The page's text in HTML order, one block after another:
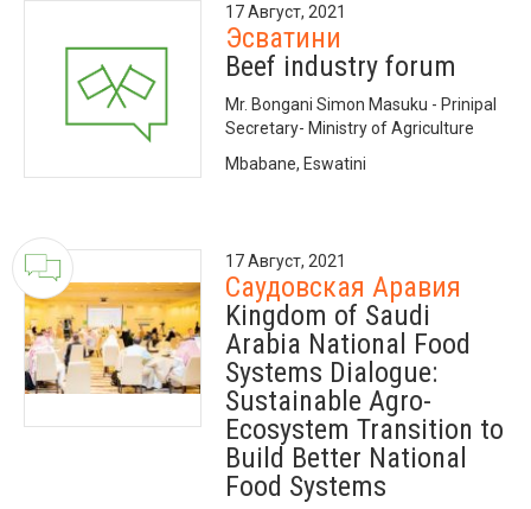
17 Август, 2021
Эсватини
Beef industry forum
Mr. Bongani Simon Masuku - Prinipal
Secretary- Ministry of Agriculture
Mbabane, Eswatini
17 Август, 2021
Саудовская Аравия
Kingdom of Saudi
Arabia National Food
Systems Dialogue:
Sustainable Agro-
Ecosystem Transition to
Build Better National
Food Systems